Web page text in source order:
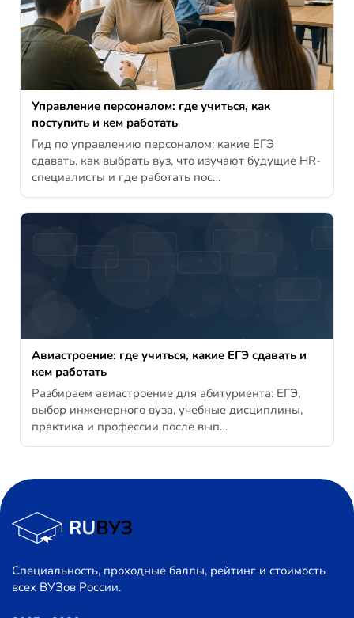
Управление персоналом: где учиться, как
поступить и кем работать
Гид по управлению персоналом: какие ЕГЭ
сдавать, как выбрать вуз, что изучают будущие HR-
специалисты и где работать пос…
Авиастроение: где учиться, какие ЕГЭ сдавать и
кем работать
Разбираем авиастроение для абитуриента: ЕГЭ,
выбор инженерного вуза, учебные дисциплины,
практика и профессии после вып…
Специальность, проходные баллы, рейтинг и стоимость
всех ВУЗов России.